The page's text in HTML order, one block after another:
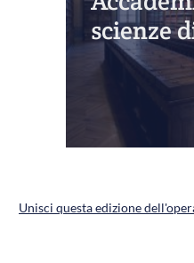
scienze
Unisci questa edizione